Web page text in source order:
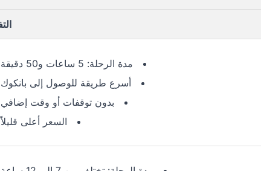
مدة الرحلة: 5 ساعات و50 دقيقة
أسرع طريقة للوصول إلى بانكوك
بدون توقفات أو وقت إضافي
السعر أعلى قليلاً